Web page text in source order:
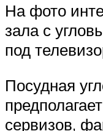
На фото
зала с
под
Посудная
сервизов,